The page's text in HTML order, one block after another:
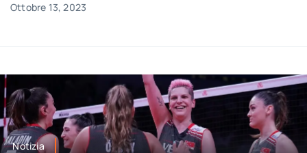
Ottobre 13, 2023
Notizia